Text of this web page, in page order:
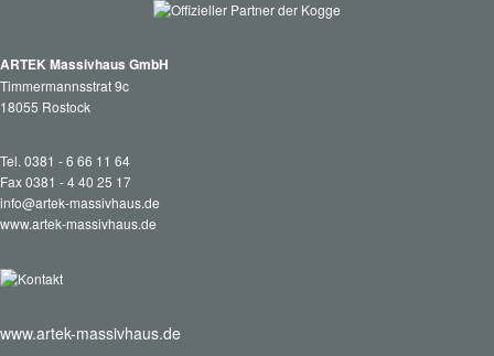
ARTEK Massivhaus GmbH
Timmermannsstrat 9c
18055 Rostock
Tel. 0381 - 6 66 11 64
Fax 0381 - 4 40 25 17
info@artek-massivhaus.de
www.artek-massivhaus.de
www.artek-massivhaus.de